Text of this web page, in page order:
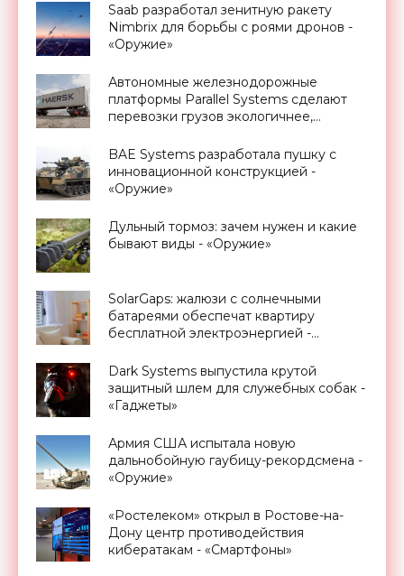
Saab разработал зенитную ракету
Nimbrix для борьбы с роями дронов -
«Оружие»
Автономные железнодорожные
платформы Parallel Systems сделают
перевозки грузов экологичнее,
«Транспорт»
BAE Systems разработала пушку с
инновационной конструкцией -
«Оружие»
Дульный тормоз: зачем нужен и какие
бывают виды - «Оружие»
SolarGaps: жалюзи с солнечными
батареями обеспечат квартиру
бесплатной электроэнергией -
Dark Systems выпустила крутой
защитный шлем для служебных собак -
«Гаджеты»
Армия США испытала новую
дальнобойную гаубицу-рекордсмена -
«Оружие»
«Ростелеком» открыл в Ростове-на-
Дону центр противодействия
кибератакам - «Смартфоны»